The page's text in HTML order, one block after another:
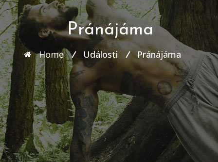
Pránájáma
Home Události Pránájáma